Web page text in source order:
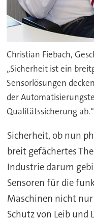
Christian Fiebach,
„Sicherheit ist ein
Sensorlösungen
der
Qualitätssicherung ab.“
Sicherheit, ob nun
breit gefächertes
Industrie darum
Sensoren für die
Maschinen nicht
Schutz von Leib und